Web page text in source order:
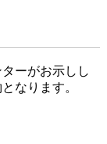
ターがお示しし
なります。